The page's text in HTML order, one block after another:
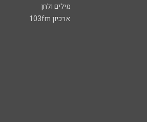
מילים ולחן
ארכיון 103fm